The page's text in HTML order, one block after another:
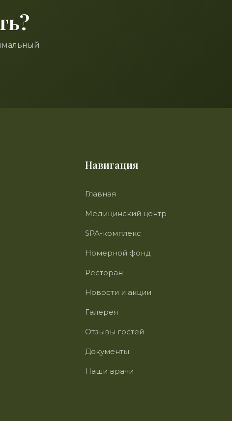
Навигация
Главная
Медицинский центр
SPA-комплекс
Номерной фонд
Ресторан
Новости и акции
Галерея
Отзывы гостей
Документы
Наши врачи